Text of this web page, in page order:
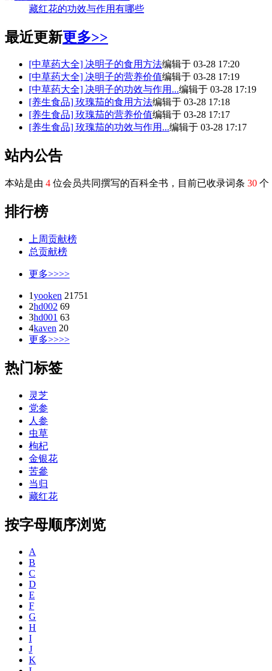
藏红花的功效与作用有哪些
最近更新更多>>
[中草药大全] 决明子的食用方法编辑于 03-28 17:20
[中草药大全] 决明子的营养价值编辑于 03-28 17:19
[中草药大全] 决明子的功效与作用...编辑于 03-28 17:19
[养生食品] 玫瑰茄的食用方法编辑于 03-28 17:18
[养生食品] 玫瑰茄的营养价值编辑于 03-28 17:17
[养生食品] 玫瑰茄的功效与作用...编辑于 03-28 17:17
站内公告
本站是由 4 位会员共同撰写的百科全书，目前已收录词条 30 个
排行榜
上周贡献榜
总贡献榜
更多>>>>
1yooken 21751
2hd002 69
3hd001 63
4kaven 20
更多>>>>
热门标签
灵芝
党参
人参
虫草
枸杞
金银花
苦參
当归
藏红花
按字母顺序浏览
A
B
C
D
E
F
G
H
I
J
K